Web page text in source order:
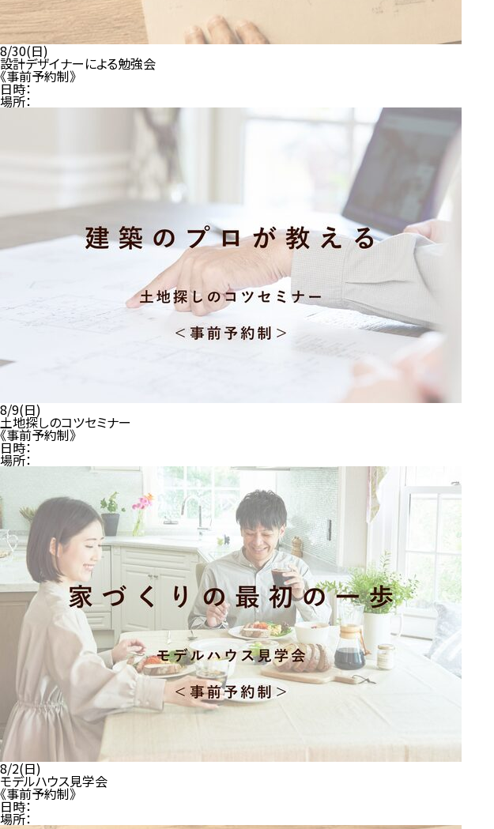
8/30(日)
設計デザイナーによる勉強会
《事前予約制》
日時：
場所：
8/9(日)
土地探しのコツセミナー
《事前予約制》
日時：
場所：
8/2(日)
モデルハウス見学会
《事前予約制》
日時：
場所：